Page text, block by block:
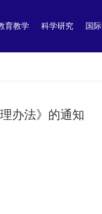
育教学 科学研究 国
办法》的通知